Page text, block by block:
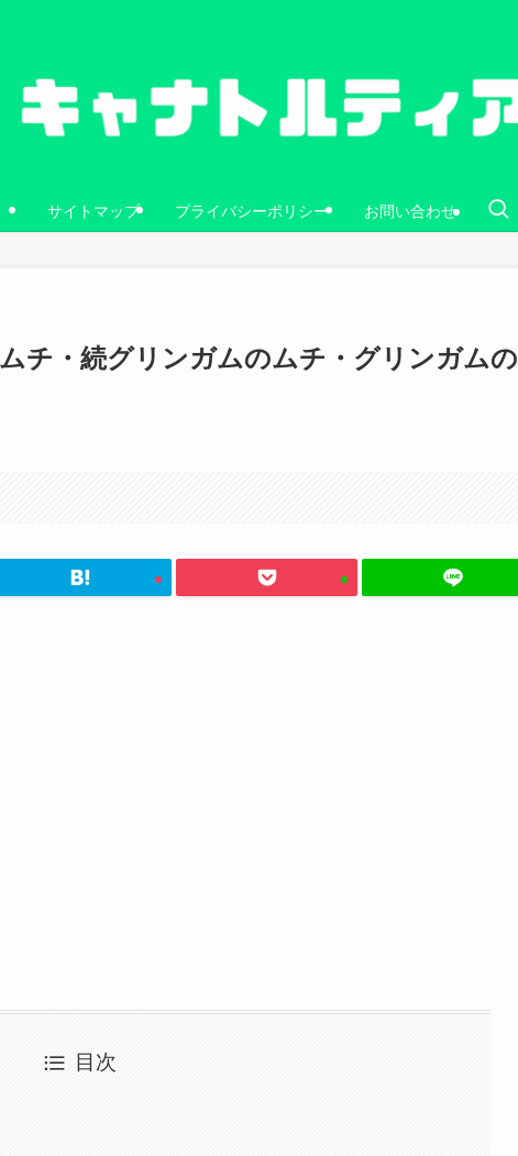
サイトマップ プライバシーポリシー お問い合わせ
チ・続グリンガムのムチ・グリンガムの
目次